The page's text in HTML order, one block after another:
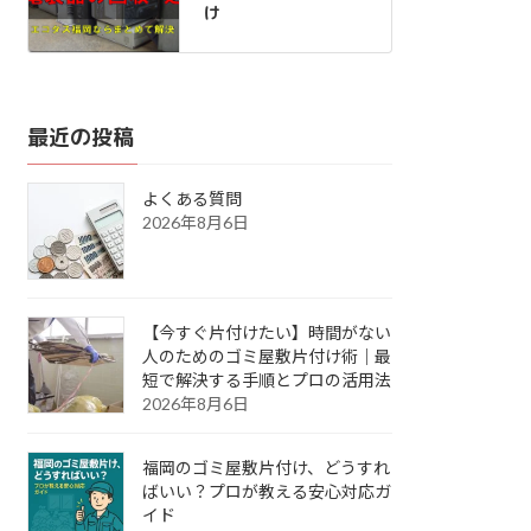
け
最近の投稿
よくある質問
2026年8月6日
【今すぐ片付けたい】時間がない
人のためのゴミ屋敷片付け術｜最
短で解決する手順とプロの活用法
2026年8月6日
福岡のゴミ屋敷片付け、どうすれ
ばいい？プロが教える安心対応ガ
イド